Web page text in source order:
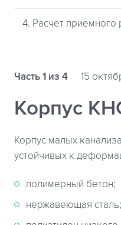
4. Расчет приемного
Часть 1 из 4 15
Корпус
Корпус малых
устойчивых к
полимерный бетон;
нержавеющая сталь;